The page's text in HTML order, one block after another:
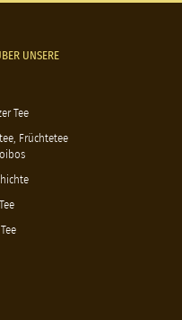
UNSERE
Tee
Früchtetee